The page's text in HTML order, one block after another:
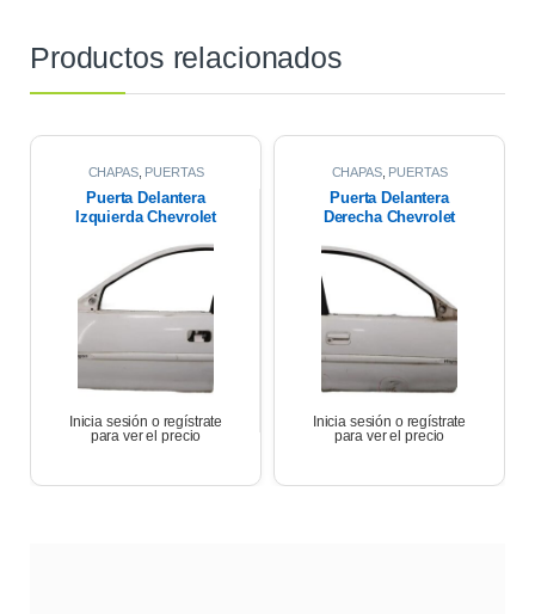
Productos relacionados
CHAPAS, PUERTAS
Puerta Delantera
Izquierda Chevrolet
Inicia sesión o regístrate
para ver el precio
CHAPAS, PUERTAS
Puerta Delantera
Derecha Chevrolet
Inicia sesión o regístrate
para ver el precio